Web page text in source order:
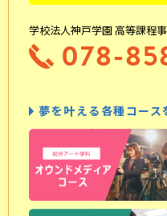
学校法人神戸学園 高等課程
078-
夢を叶える各種コース